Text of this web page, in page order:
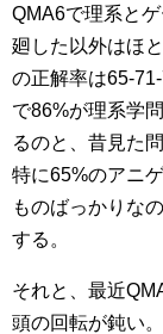
QMA6で理系と
廻した以外はほ
の正解率は65-
で86%が理系学問
るのと、昔見た
特に65%のアニ
ものばっかりな
する。
それと、最近
頭の回転が鈍い。